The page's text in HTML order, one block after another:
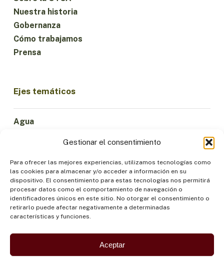
Gestionar el consentimiento
Para ofrecer las mejores experiencias, utilizamos tecnologías como
las cookies para almacenar y/o acceder a información en su
dispositivo. El consentimiento para estas tecnologías nos permitirá
procesar datos como el comportamiento de navegación o
identificadores únicos en este sitio. No otorgar el consentimiento o
retirarlo puede afectar negativamente a determinadas
características y funciones.
Aceptar
Nuestra historia
Gobernanza
Cómo trabajamos
Prensa
Ejes temáticos
Agua
Economía Sostenible
Bosques y Biodiversidad
Institucionalidad
Participación
Pueblos Indígenas